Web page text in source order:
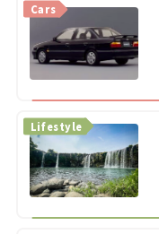
Cars
Lifestyle